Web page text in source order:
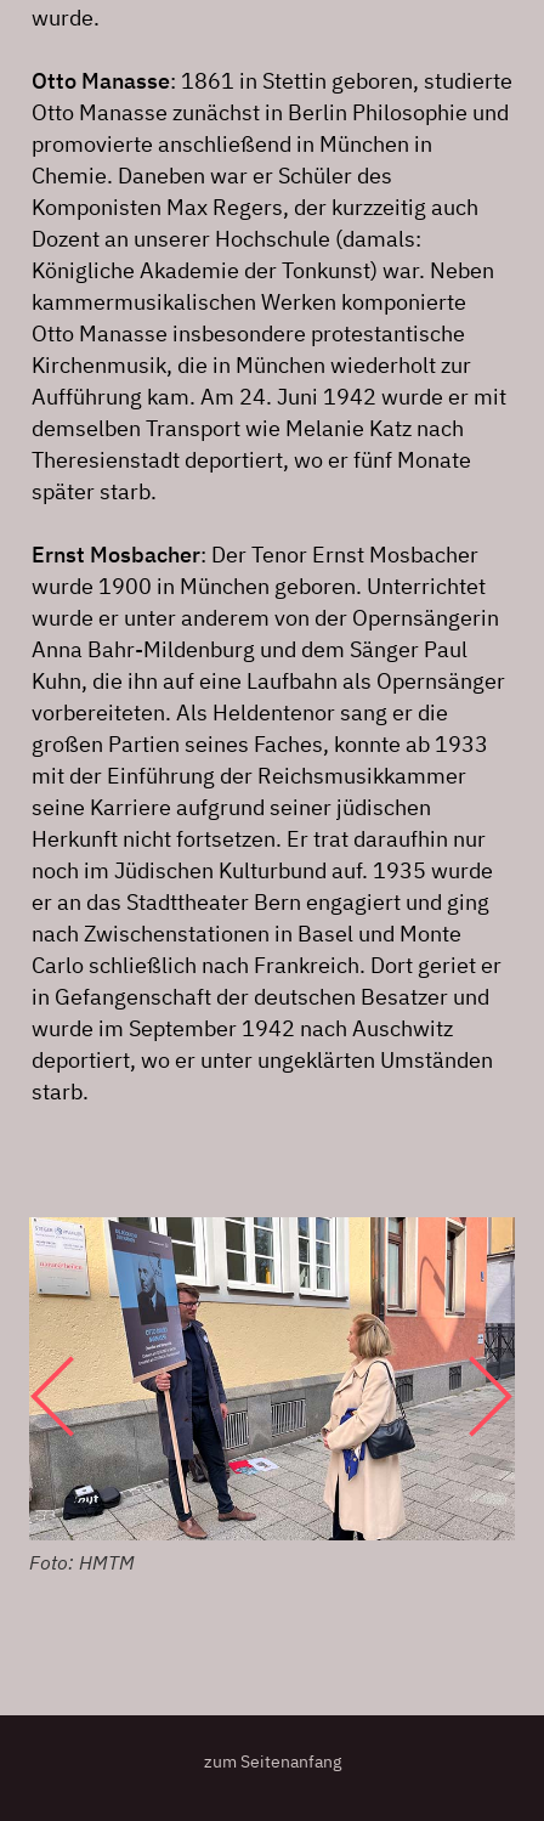
wurde.
Otto Manasse: 1861 in Stettin geboren, studierte
Otto Manasse zunächst in Berlin Philosophie und
promovierte anschließend in München in
Chemie. Daneben war er Schüler des
Komponisten Max Regers, der kurzzeitig auch
Dozent an unserer Hochschule (damals:
Königliche Akademie der Tonkunst) war. Neben
kammermusikalischen Werken komponierte
Otto Manasse insbesondere protestantische
Kirchenmusik, die in München wiederholt zur
Aufführung kam. Am 24. Juni 1942 wurde er mit
demselben Transport wie Melanie Katz nach
Theresienstadt deportiert, wo er fünf Monate
später starb.
Ernst Mosbacher: Der Tenor Ernst Mosbacher
wurde 1900 in München geboren. Unterrichtet
wurde er unter anderem von der Opernsängerin
Anna Bahr-Mildenburg und dem Sänger Paul
Kuhn, die ihn auf eine Laufbahn als Opernsänger
vorbereiteten. Als Heldentenor sang er die
großen Partien seines Faches, konnte ab 1933
mit der Einführung der Reichsmusikkammer
seine Karriere aufgrund seiner jüdischen
Herkunft nicht fortsetzen. Er trat daraufhin nur
noch im Jüdischen Kulturbund auf. 1935 wurde
er an das Stadttheater Bern engagiert und ging
nach Zwischenstationen in Basel und Monte
Carlo schließlich nach Frankreich. Dort geriet er
in Gefangenschaft der deutschen Besatzer und
wurde im September 1942 nach Auschwitz
deportiert, wo er unter ungeklärten Umständen
starb.
Foto: HMTM
zum Seitenanfang